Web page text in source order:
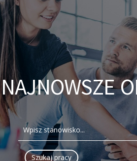
NAJNOWSZE